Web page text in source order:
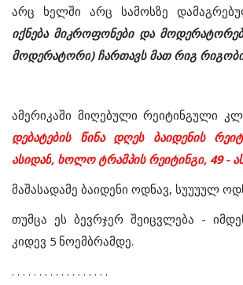
არც
ხელში არც სამოსზე
იქნება მიკროფონები და
მოდერატორი) ჩართავს მათ რიგ
ამერიკაში მიღებული რეიტინგული
დებატების
წინა დღეს ბაიდენის
ასიდან, ხოლო ტრამპის რეიტინგი, 49 -
მაშასადამე ბაიდენი ოდნავ, სუუუულ
თუმცა ეს ბევრჯერ შეიცვლება -
კიდევ 5 ნოემბრამდე.
. . . . . . . . . . . . . . . . . .